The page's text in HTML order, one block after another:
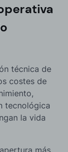
técnica de
costes de
tecnológica
la vida